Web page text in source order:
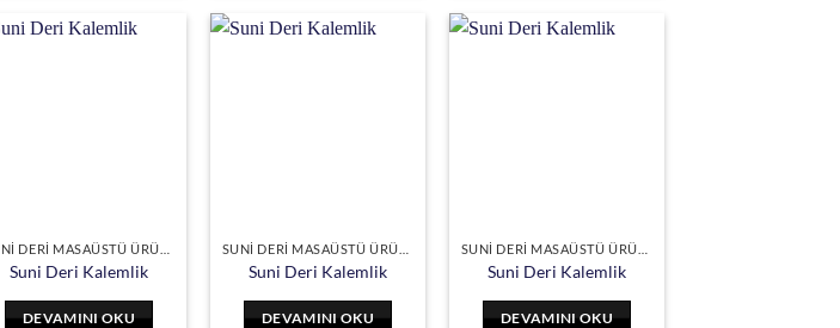
Suni Deri Kalemlik
DEVAMINI OKU
Suni Deri Kalemlik
DEVAMINI OKU
Suni Deri Kalemlik
DEVAMINI OKU